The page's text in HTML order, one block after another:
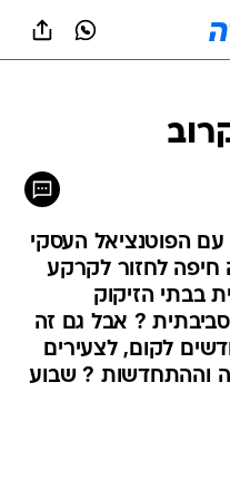
הפוטנציאל העסקי
2011, נאלצה חיפה לחזור לקרקע
בבתי הזיקוק
? אבל גם זה
לקום, לצעירים
וההתחדשות ? שבוע